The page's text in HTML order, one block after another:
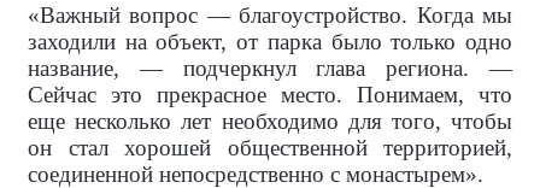
«Важный вопрос — благоустройство. Когда мы
заходили на объект, от парка было только одно
название, — подчеркнул глава региона. —
Сейчас это прекрасное место. Понимаем, что
еще несколько лет необходимо для того, чтобы
он стал хорошей общественной территорией,
соединенной непосредственно с монастырем».